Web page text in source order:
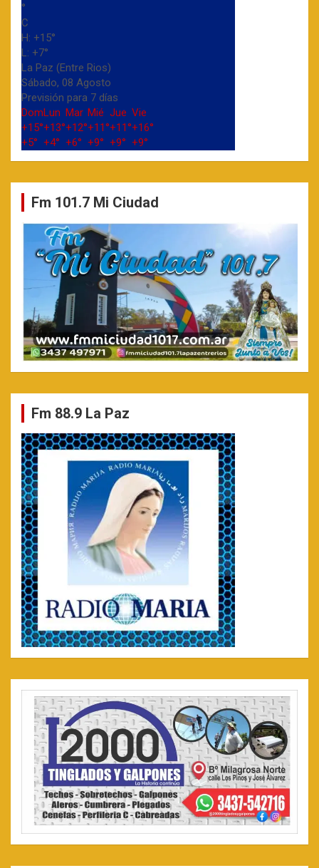
°
C
H: +15°
L: +7°
La Paz (Entre Rios)
Sábado, 08 Agosto
Previsión para 7 días
DomLun Mar Mié Jue Vie
+15°+13°+12°+11°+11°+16°
+5° +4° +6° +9° +9° +9°
Fm 101.7 Mi Ciudad
Fm 88.9 La Paz